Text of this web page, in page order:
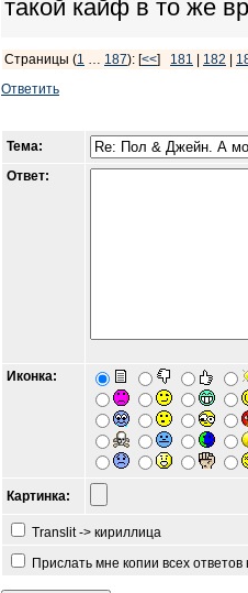
такой кайф в то же
Страницы (1 … 187): [<<] 181 182
Ответить
Тема:
Ответ:
Иконка:
Картинка:
Translit -> кириллица
Прислать мне копии всех